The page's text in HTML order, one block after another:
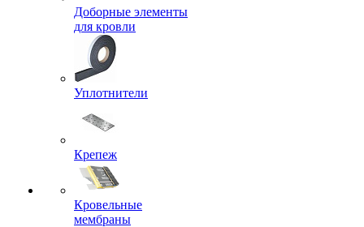
Доборные элементы
для кровли
Уплотнители
Крепеж
Кровельные
мембраны